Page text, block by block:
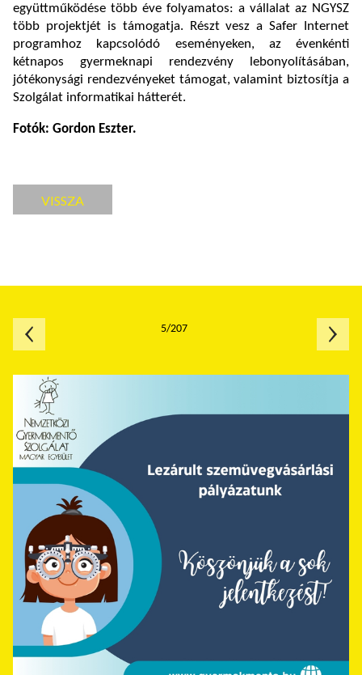
együttműködése több éve folyamatos: a vállalat az NGYSZ
több projektjét is támogatja. Részt vesz a Safer Internet
programhoz kapcsolódó eseményeken, az évenkénti
kétnapos gyermeknapi rendezvény lebonyolításában,
jótékonysági rendezvényeket támogat, valamint biztosítja a
Szolgálat informatikai hátterét.
Fotók: Gordon Eszter.
VISSZA
5/207